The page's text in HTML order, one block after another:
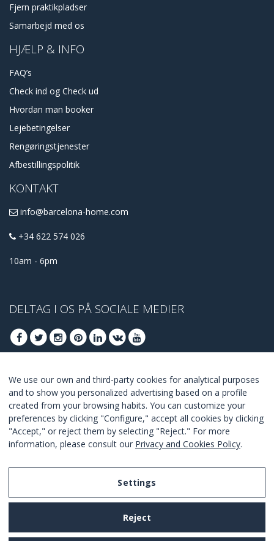
Fjern praktikpladser
Samarbejd med os
HJÆLP & INFO
FAQ’s
Check ind og Check ud
Hvordan man booker
Lejebetingelser
Rengøringstjenester
Afbestillingspolitik
KONTAKT
info@barcelona-home.com
+34 622 574 026
10am - 6pm
DELTAG I OS PÅ SOCIALE MEDIER
DELTAG AT FÅ BEDSTE TILBUD
TILSLUTTE
I Agree with the terms and conditions
We use our own and third-party cookies for analytical purposes
and to show you personalized advertising based on a profile
created from your browsing habits. You can customize your
preferences by clicking "Configure," accept all cookies by clicking
"Accept," or reject them by selecting "Reject." For more
information, please consult our Privacy and Cookies Policy.
Settings
Reject
Legal Notice
Privacy and Cookies Policy